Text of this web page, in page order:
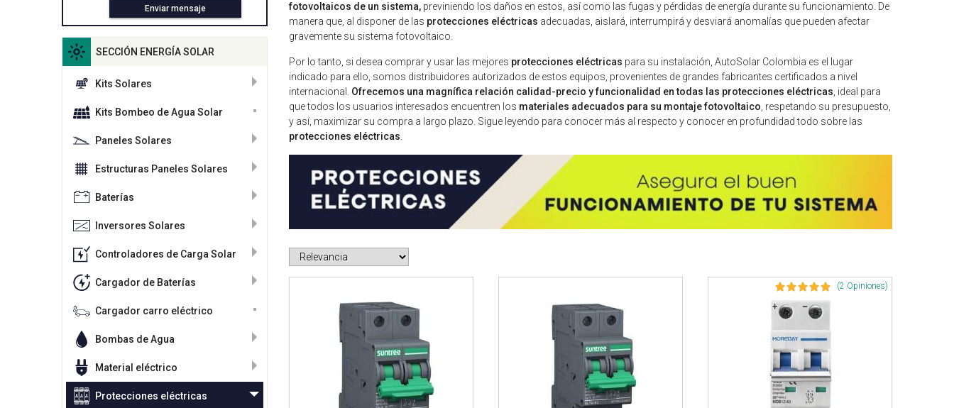
Enviar mensaje
SECCIÓN ENERGÍA SOLAR
Kits Solares
Kits Bombeo de Agua Solar
Paneles Solares
Estructuras Paneles Solares
Baterías
Inversores Solares
Controladores de Carga Solar
Cargador de Baterías
Cargador carro eléctrico
Bombas de Agua
Material eléctrico
Protecciones eléctricas
fotovoltaicos de un sistema, previniendo los daños en estos, así como las fugas y pérdidas de energía durante su funcionamiento. De
manera que, al disponer de las protecciones eléctricas adecuadas, aislará, interrumpirá y desviará anomalías que pueden afectar
gravemente su sistema fotovoltaico.
Por lo tanto, si desea comprar y usar las mejores protecciones eléctricas para su instalación, AutoSolar Colombia es el lugar
indicado para ello, somos distribuidores autorizados de estos equipos, provenientes de grandes fabricantes certificados a nivel
internacional. Ofrecemos una magnífica relación calidad-precio y funcionalidad en todas las protecciones eléctricas , ideal para
que todos los usuarios interesados encuentren los materiales adecuados para su montaje fotovoltaico , respetando su presupuesto,
y así, maximizar su compra a largo plazo. Sigue leyendo para conocer más al respecto y conocer en profundidad todo sobre las
protecciones eléctricas
(2 Opiniones)